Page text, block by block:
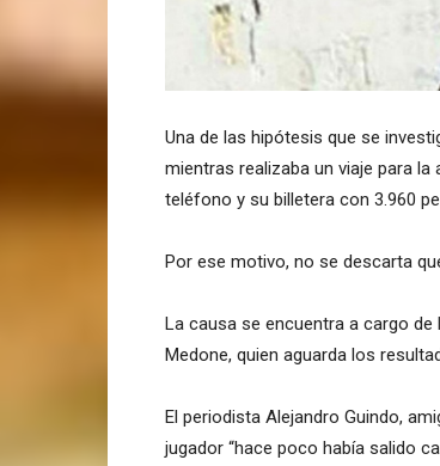
Una de las hipótesis que se
mientras realizaba un viaje para
teléfono y su billetera con 3.960
Por ese motivo, no se descarta
La causa se encuentra a cargo
Medone, quien aguarda los
El periodista Alejandro Guindo,
jugador “hace poco había salido